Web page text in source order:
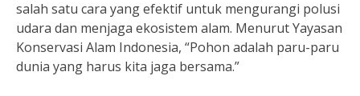
salah satu cara yang efektif untuk mengurangi polusi
udara dan menjaga ekosistem alam. Menurut Yayasan
Konservasi Alam Indonesia, “Pohon adalah paru-paru
dunia yang harus kita jaga bersama.”